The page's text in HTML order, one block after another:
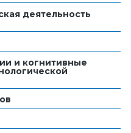
деятельность
и когнитивные